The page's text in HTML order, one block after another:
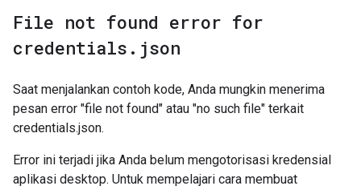
File not found error for
credentials . json
Saat menjalankan contoh kode, Anda mungkin menerima
pesan error "file not found" atau "no such file" terkait
credentials.json.
Error ini terjadi jika Anda belum mengotorisasi kredensial
aplikasi desktop. Untuk mempelajari cara membuat